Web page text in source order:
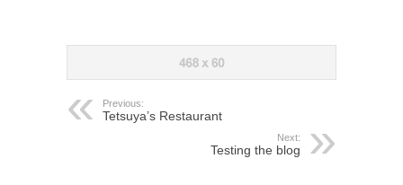
Previous:
Tetsuya’s Restaurant
Next:
Testing the blog